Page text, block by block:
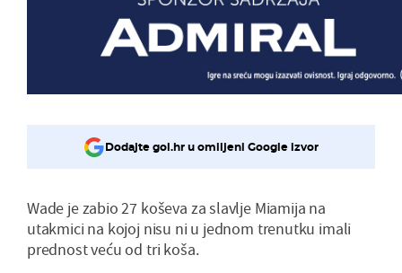
Dodajte gol.hr u omiljeni Google izvor
Wade je zabio 27 koševa za slavlje Miamija na
utakmici na kojoj nisu ni u jednom trenutku imali
prednost veću od tri koša.